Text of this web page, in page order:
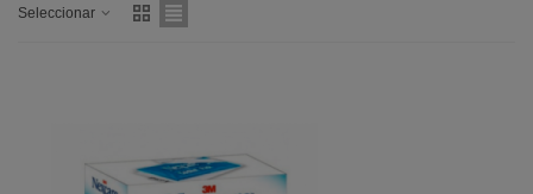
Seleccionar